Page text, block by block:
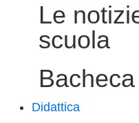
Le
scuola
Didattica